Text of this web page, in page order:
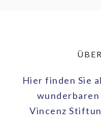
Hier finden Sie
wunderbaren
Vincenz